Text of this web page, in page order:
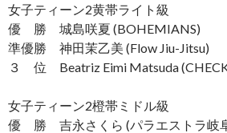
女子ティーン2黄帯ライト級
優 勝 城島咲夏 (BOHEMIANS)
準優勝 神田茉乙美 (Flow Jiu-Jitsu)
３ 位 Beatriz Eimi Matsuda
女子ティーン2橙帯ミドル級
優 勝 吉永さくら (パラエストラ岐